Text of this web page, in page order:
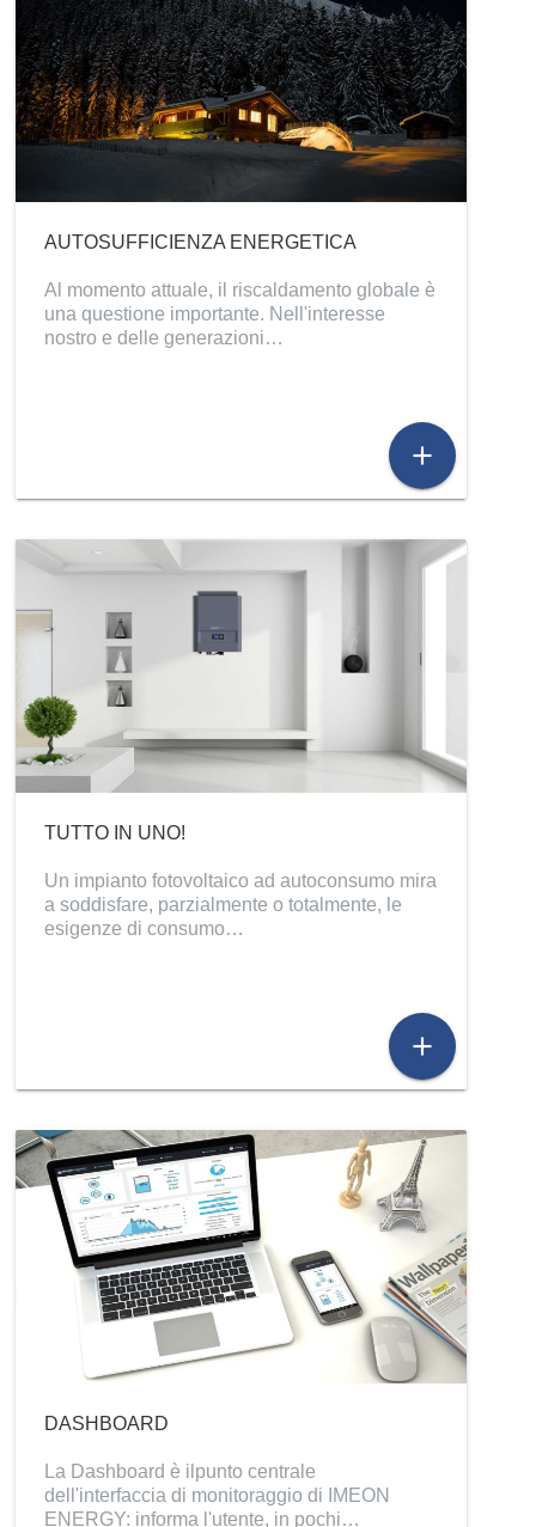
AUTOSUFFICIENZA ENERGETICA
Al momento attuale, il riscaldamento globale è
una questione importante. Nell'interesse
nostro e delle generazioni…
add
TUTTO IN UNO!
Un impianto fotovoltaico ad autoconsumo mira
a soddisfare, parzialmente o totalmente, le
esigenze di consumo…
add
DASHBOARD
La Dashboard è ilpunto centrale
dell'interfaccia di monitoraggio di IMEON
ENERGY: informa l'utente, in pochi…